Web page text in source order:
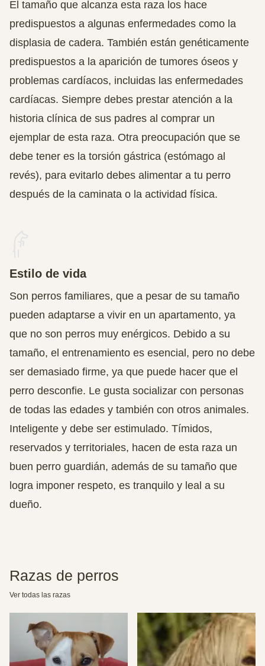
El tamaño que alcanza esta raza los hace
predispuestos a algunas enfermedades como la
displasia de cadera. También están genéticamente
predispuestos a la aparición de tumores óseos y
problemas cardíacos, incluidas las enfermedades
cardíacas. Siempre debes prestar atención a la
historia clínica de sus padres al comprar un
ejemplar de esta raza. Otra preocupación que se
debe tener es la torsión gástrica (estómago al
revés), para evitarlo debes alimentar a tu perro
después de la caminata o la actividad física.
Estilo de vida
Son perros familiares, que a pesar de su tamaño
pueden adaptarse a vivir en un apartamento, ya
que no son perros muy enérgicos. Debido a su
tamaño, el entrenamiento es esencial, pero no debe
ser demasiado firme, ya que puede hacer que el
perro desconfie. Le gusta socializar con personas
de todas las edades y también con otros animales.
Inteligente y debe ser estimulado. Tímidos,
reservados y territoriales, hacen de esta raza un
buen perro guardián, además de su tamaño que
logra imponer respeto, es tranquilo y leal a su
dueño.
Razas de perros
Ver todas las razas